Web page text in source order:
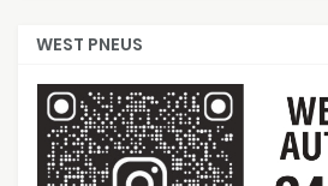
WEST PNEUS